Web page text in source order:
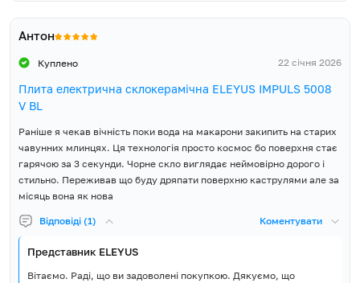
Антон
Куплено 22 січня 2026
Плита електрична склокерамічна ELEYUS IMPULS 5008
V BL
Раніше я чекав вічність поки вода на макарони закипить на старих
чавунних млинцях. Ця технологія просто космос бо поверхня стає
гарячою за 3 секунди. Чорне скло виглядає неймовірно дорого і
стильно. Переживав що буду дряпати поверхню каструлями але за
місяць вона як нова
Відповіді (1) Коментувати
Представник ELEYUS
Вітаємо. Раді, що ви задоволені покупкою. Дякуємо, що